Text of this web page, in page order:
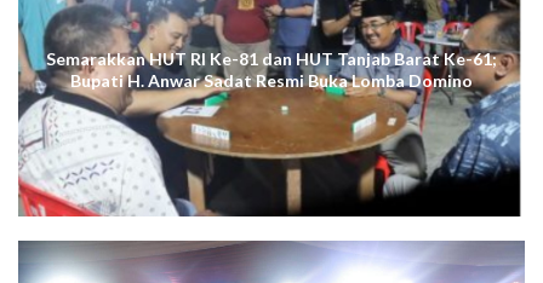
Semarakkan HUT RI Ke-81 dan HUT Tanjab Barat Ke-61;
Bupati H. Anwar Sadat Resmi Buka Lomba Domino
Berpasangan